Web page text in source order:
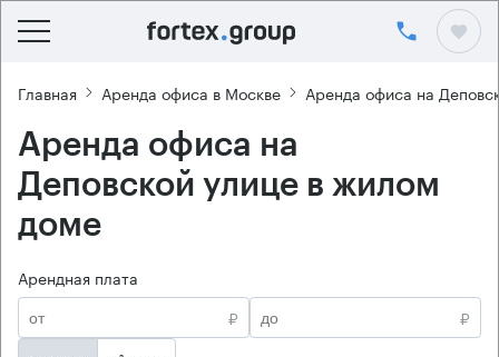
Главная Аренда офиса в Москве Аренда офиса на
Аренда офиса на
Деповской улице в жилом
доме
Арендная плата
₽
₽